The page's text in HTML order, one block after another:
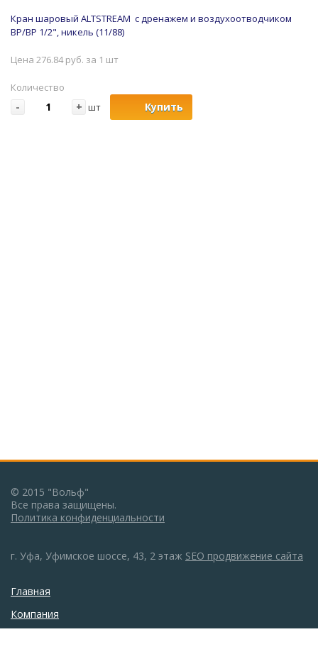
Кран шаровый ALTSTREAM с дренажем и воздухоотводчиком
ВР/ВР 1/2", никель (11/88)
Цена 276.84 руб. за 1 шт
Количество
- + шт Купить
© 2015 "Вольф"
Все права защищены.
Политика конфиденциальности
г. Уфа, Уфимское шоссе, 43, 2 этаж SEO продвижение сайта
Главная
Компания